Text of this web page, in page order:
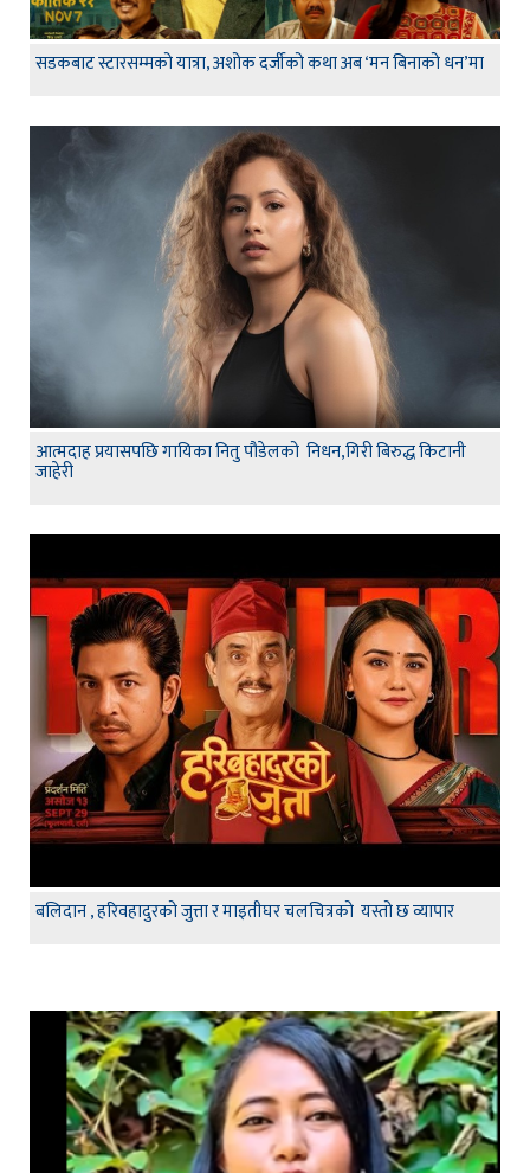
सडकबाट स्टारसम्मको यात्रा, अशोक दर्जीको कथा अब ‘मन बिनाको धन’मा
आत्मदाह प्रयासपछि गायिका नितु पौडेलको निधन,गिरी बिरुद्ध किटानी
जाहेरी
बलिदान , हरिवहादुरको जुत्ता र माइतीघर चलचित्रको यस्तो छ व्यापार